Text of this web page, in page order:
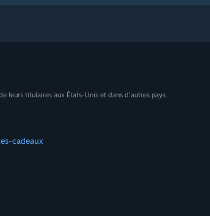
leurs titulaires aux États-Unis et dans d'autres pays.
cadeaux